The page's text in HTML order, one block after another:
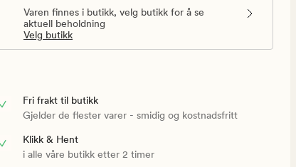
Varen finnes i butikk, velg butikk for å se
aktuell beholdning
Velg butikk
Fri frakt til butikk
Gjelder de flester varer - smidig og kostnadsfritt
Klikk & Hent
i alle våre butikk etter 2 timer